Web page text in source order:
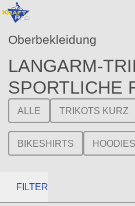
Oberbekleidung
LANGARM-
SPORTLICHE
ALLE TRIKOTS KURZ
BIKESHIRTS
FILTER